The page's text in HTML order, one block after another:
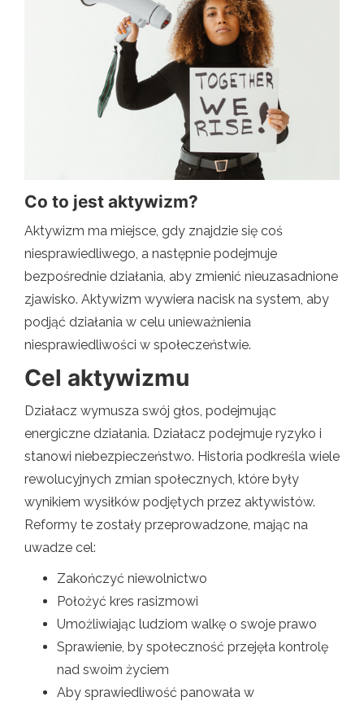
Co to jest aktywizm?
Aktywizm ma miejsce, gdy znajdzie się coś
niesprawiedliwego, a następnie podejmuje
bezpośrednie działania, aby zmienić nieuzasadnione
zjawisko. Aktywizm wywiera nacisk na system, aby
podjąć działania w celu unieważnienia
niesprawiedliwości w społeczeństwie.
Cel aktywizmu
Działacz wymusza swój głos, podejmując
energiczne działania. Działacz podejmuje ryzyko i
stanowi niebezpieczeństwo. Historia podkreśla wiele
rewolucyjnych zmian społecznych, które były
wynikiem wysiłków podjętych przez aktywistów.
Reformy te zostały przeprowadzone, mając na
uwadze cel:
Zakończyć niewolnictwo
Położyć kres rasizmowi
Umożliwiając ludziom walkę o swoje prawo
Sprawienie, by społeczność przejęła kontrolę
nad swoim życiem
Aby sprawiedliwość panowała w